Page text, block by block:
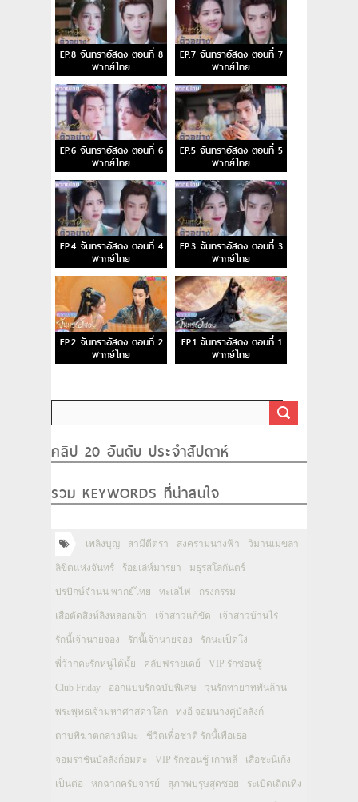
EP.8 จันทราอัสดง ตอนที่ 8
พากย์ไทย
EP.7 จันทราอัสดง ตอนที่ 7
พากย์ไทย
EP.6 จันทราอัสดง ตอนที่ 6
พากย์ไทย
EP.5 จันทราอัสดง ตอนที่ 5
พากย์ไทย
EP.4 จันทราอัสดง ตอนที่ 4
พากย์ไทย
EP.3 จันทราอัสดง ตอนที่ 3
พากย์ไทย
EP.2 จันทราอัสดง ตอนที่ 2
พากย์ไทย
EP.1 จันทราอัสดง ตอนที่ 1
พากย์ไทย
คลิป 20 อันดับ ประจำสัปดาห์
รวม KEYWORDS ที่น่าสนใจ
เพลิงบุญ สามีตีตรา สงครามนางฟ้า วิมานเมขลา
ลิขิตแห่งจันทร์ ร้อยเล่ห์มารยา มธุรสโลกันตร์
ปรปักษ์จำนน พากย์ไทย ทะเลไฟ กรงกรรม
เสือตัดสิงห์ลิงหลอกเจ้า เจ้าสาวแก้ขัด เจ้าสาวบ้านไร่
รักนี้เจ้านายจอง รักนี้เจ้านายจอง รักนะเป็ดโง่
พี่ว้ากคะรักหนูได้มั้ย คลับฟรายเดย์ VIP รักซ่อนชู้
Club Friday ออกแบบรักฉบับพิเศษ วุ่นรักทายาทพันล้าน
พระพุทธเจ้ามหาศาสดาโลก ทงอี จอมนางคู่บัลลังก์
ดาบพิฆาตกลางหิมะ ชีวิตเพื่อชาติ รักนี้เพื่อเธอ
จอมราชันบัลลังก์อมตะ VIP รักซ่อนชู้ เกาหลี เสือชะนีเก้ง
เป็นต่อ หกฉากครับจารย์ สุภาพบุรุษสุดซอย ระเบิดเถิดเทิง